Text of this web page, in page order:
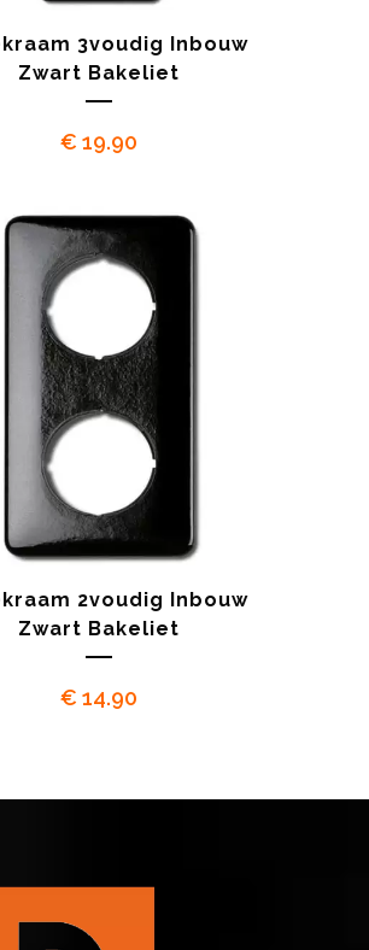
3voudig Inbouw
Zwart Bakeliet
€ 19.90
2voudig Inbouw
Zwart Bakeliet
€ 14.90